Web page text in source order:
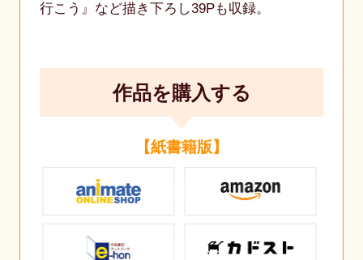
行こう』など描き下ろし39Pも収録。
作品を購入する
【紙書籍版】